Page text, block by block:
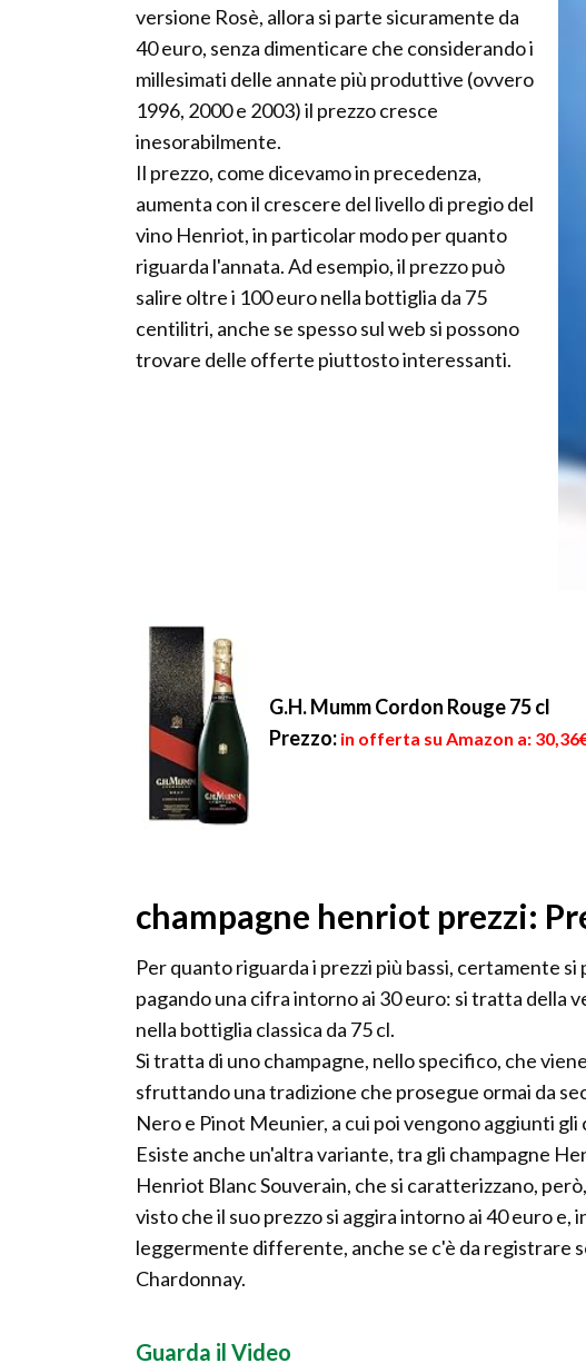
versione Rosè, allora si parte sicuramente da
40 euro, senza dimenticare che considerando i
millesimati delle annate più produttive (ovvero
1996, 2000 e 2003) il prezzo cresce
inesorabilmente.
Il prezzo, come dicevamo in precedenza,
aumenta con il crescere del livello di pregio del
vino Henriot, in particolar modo per quanto
riguarda l'annata. Ad esempio, il prezzo può
salire oltre i 100 euro nella bottiglia da 75
centilitri, anche se spesso sul web si possono
trovare delle offerte piuttosto interessanti.
G.H. Mumm Cordon Rouge 75 cl
Prezzo: in offerta su Amazon a:
champagne henriot prezzi:
Per quanto riguarda i prezzi più bassi, certamente
pagando una cifra intorno ai 30 euro: si tratta della
nella bottiglia classica da 75 cl.
Si tratta di uno champagne, nello specifico, che
sfruttando una tradizione che prosegue ormai da
Nero e Pinot Meunier, a cui poi vengono aggiunti
Esiste anche un'altra variante, tra gli champagne
Henriot Blanc Souverain, che si caratterizzano,
visto che il suo prezzo si aggira intorno ai 40 euro e,
leggermente differente, anche se c'è da registrare
Chardonnay.
Guarda il Video